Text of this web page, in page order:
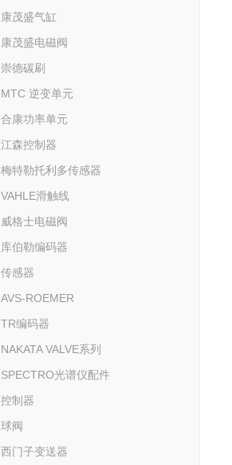
康茂盛气缸
康茂盛电磁阀
崇德碳刷
MTC 逆变单元
合康功率单元
江森控制器
梅特勒托利多传感器
VAHLE滑触线
威格士电磁阀
库伯勒编码器
传感器
AVS-ROEMER
TR编码器
NAKATA VALVE系列
SPECTRO光谱仪配件
控制器
球阀
西门子变送器